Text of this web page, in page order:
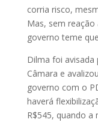
corria risco,
Mas, sem
governo teme
Dilma foi avisada
Câmara e
governo com o
haverá
R$545, quando a